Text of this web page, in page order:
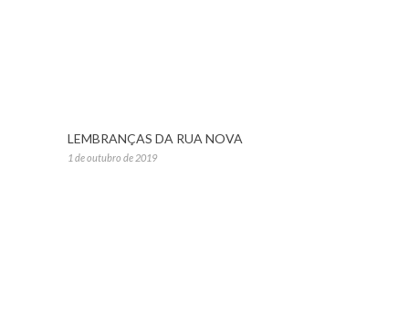
LEMBRANÇAS DA RUA NOVA
1 de outubro de 2019